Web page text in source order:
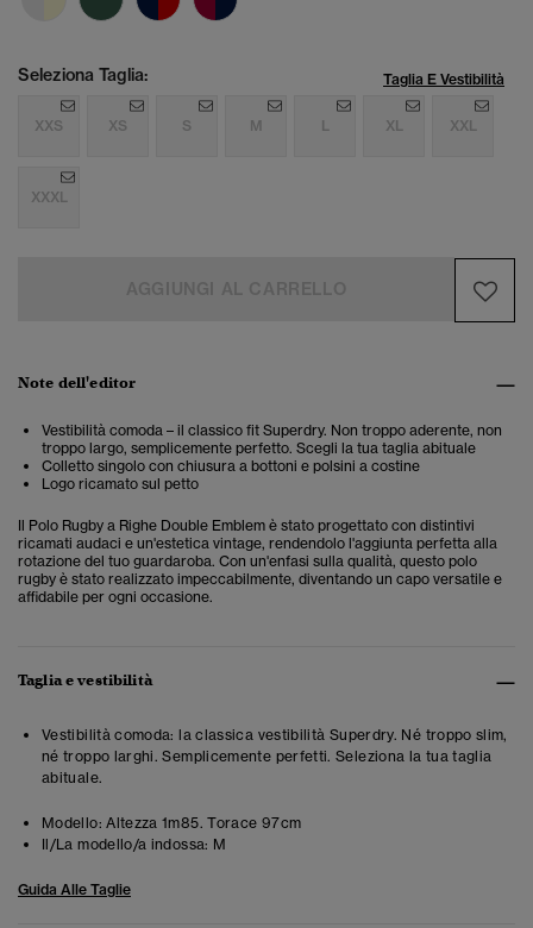
Seleziona Taglia: Taglia E Vestibilità
XXS XS S M L XL XXL
XXXL
Note dell'editor
Vestibilità comoda – il classico fit Superdry. Non troppo aderente, non
troppo largo, semplicemente perfetto. Scegli la tua taglia abituale
Colletto singolo con chiusura a bottoni e polsini a costine
Logo ricamato sul petto
Il Polo Rugby a Righe Double Emblem è stato progettato con distintivi
ricamati audaci e un'estetica vintage, rendendolo l'aggiunta perfetta alla
rotazione del tuo guardaroba. Con un'enfasi sulla qualità, questo polo
rugby è stato realizzato impeccabilmente, diventando un capo versatile e
affidabile per ogni occasione.
Taglia e vestibilità
Vestibilità comoda: la classica vestibilità Superdry. Né troppo slim,
né troppo larghi. Semplicemente perfetti. Seleziona la tua taglia
abituale.
Modello: Altezza 1m85. Torace 97cm
Il/La modello/a indossa: M
Guida Alle Taglie